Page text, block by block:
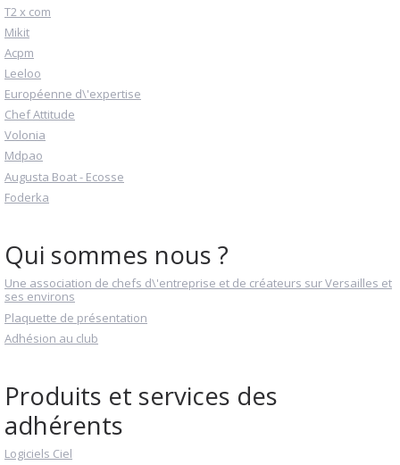
T2 x com
Mikit
Acpm
Leeloo
Européenne d\'expertise
Chef Attitude
Volonia
Mdpao
Augusta Boat - Ecosse
Foderka
Qui sommes nous ?
Une association de chefs d\'entreprise et de créateurs sur Versailles et
ses environs
Plaquette de présentation
Adhésion au club
Produits et services des
adhérents
Logiciels Ciel